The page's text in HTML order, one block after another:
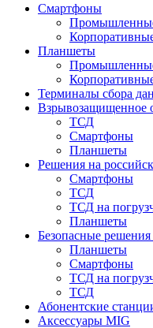
Смартфоны
Планшеты
Терминалы сбора
Взрывозащищенное
ТСД
Смартфоны
Планшеты
Решения на
Смартфоны
ТСД
ТСД на
Планшеты
Безопасные
Планшеты
Смартфоны
ТСД на
ТСД
Абонентские
Аксессуары MIG